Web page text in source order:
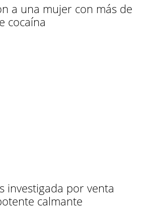
a una mujer con más de
cocaína
investigada por venta
calmante